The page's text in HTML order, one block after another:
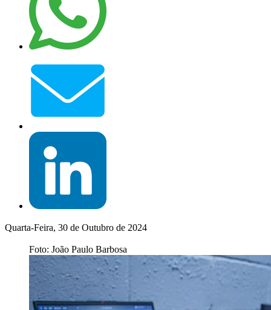
Quarta-Feira, 30 de Outubro de 2024
Foto: João Paulo Barbosa